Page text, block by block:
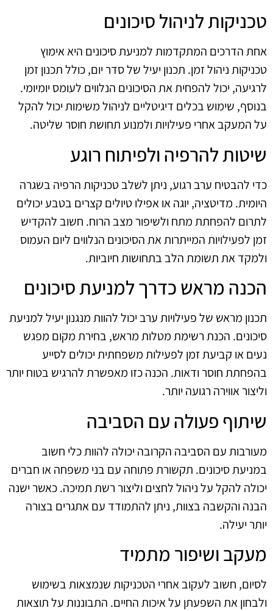
טכניקות לניהול סיכונים
אחת הדרכים המתקדמות למניעת סיכונים היא אימוץ
טכניקות ניהול זמן. תכנון יעיל של סדר יום, כולל תכנון זמן
לרגיעה, יכול להפחית את הסיכונים הנלווים לעומס יומיומי.
בנוסף, שימוש בכלים דיגיטליים לניהול משימות יכול להקל
על המעקב אחרי פעילויות ולמנוע תחושת חוסר שליטה.
שיטות להרפיה ולפיתוח רוגע
כדי להבטיח ערב רגוע, ניתן לשלב טכניקות הרפיה בשגרה
היומית. מדיטציה, יוגה או אפילו טיולים קצרים בטבע יכולים
לתרום להפחתת מתח ולשיפור מצב הרוח. חשוב להקדיש
זמן לפעילויות המייתרות את הסיכונים הנלווים ליום העמוס
ולמקד את תשומת הלב בתחושות חיוביות.
הכנה מראש כדרך למניעת סיכונים
תכנון מראש של פעילויות ערב יכול להוות מנגנון יעיל למניעת
סיכונים. הכנת רשימת מטלות מראש, בחירת מקום מפגש
נעים או קביעת זמן לפעילות משפחתית יכולים לסייע
בהפחתת חוסר ודאות. הכנה כזו מאפשרת להרגיש בטוח יותר
וליצור אווירה רגועה יותר.
שיתוף פעולה עם הסביבה
מעורבות עם הסביבה הקרובה יכולה להוות כלי חשוב
במניעת סיכונים. תקשורת פתוחה עם בני משפחה או חברים
יכולה להקל על ניהול לחצים וליצור רשת תמיכה. כאשר ישנה
הבנה והקשבה בצוות, ניתן להתמודד עם אתגרים בצורה
יותר יעילה.
מעקב ושיפור מתמיד
לסיום, חשוב לעקוב אחרי הטכניקות שנמצאות בשימוש
ולבחון את השפעתן על איכות החיים. התבוננות על תוצאות